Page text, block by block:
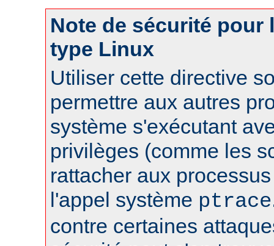
Note de sécurité pour
type Linux
Utiliser cette directive
permettre aux autres
système s'exécutant
privilèges (comme les
rattacher aux
l'appel système ptrace
contre certaines